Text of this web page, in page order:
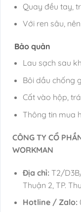
Quay đều tay,
Với ren sâu,
Bảo quản
Lau sạch sau
Bôi dầu chống
Cất vào hộp,
Thông tin mua
CÔNG TY CỔ
WORKMAN
Địa chỉ:T2/D3B/
Thuận 2, TP.
Hotline / Zalo: